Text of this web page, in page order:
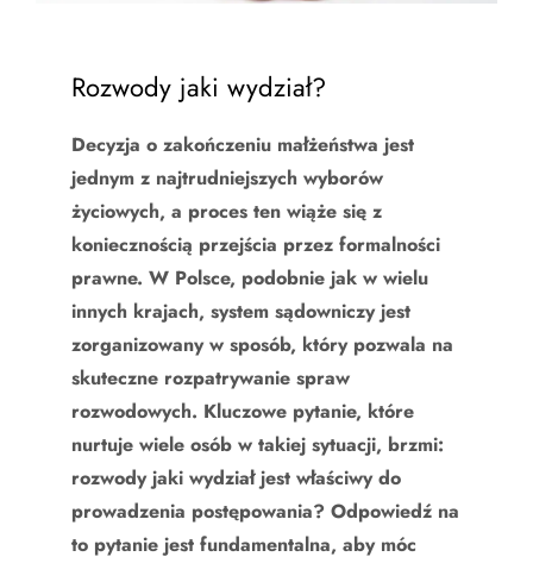
Rozwody jaki wydział?
Decyzja o zakończeniu małżeństwa jest
jednym z najtrudniejszych wyborów
życiowych, a proces ten wiąże się z
koniecznością przejścia przez formalności
prawne. W Polsce, podobnie jak w wielu
innych krajach, system sądowniczy jest
zorganizowany w sposób, który pozwala na
skuteczne rozpatrywanie spraw
rozwodowych. Kluczowe pytanie, które
nurtuje wiele osób w takiej sytuacji, brzmi:
rozwody jaki wydział jest właściwy do
prowadzenia postępowania? Odpowiedź na
to pytanie jest fundamentalna, aby móc